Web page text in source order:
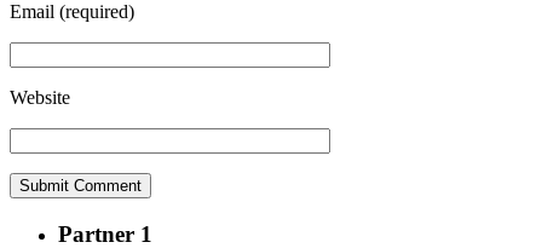
Email (required)
Website
Partner 1